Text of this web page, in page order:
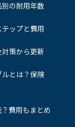
の耐用年数
ップと費用
策から更新
とは？保険
費用もまとめ